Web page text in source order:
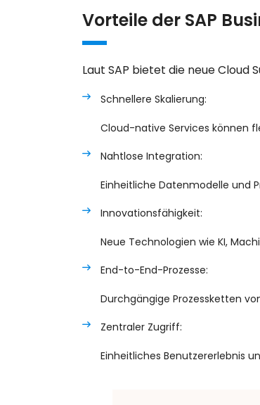
Vorteile der SAP
Laut SAP bietet die neue Cloud
Schnellere Skalierung:
Cloud-native Services können
Nahtlose Integration:
Einheitliche Datenmodelle und
Innovationsfähigkeit:
Neue Technologien wie KI,
End-to-End-Prozesse:
Durchgängige Prozessketten
Zentraler Zugriff:
Einheitliches Benutzererlebnis